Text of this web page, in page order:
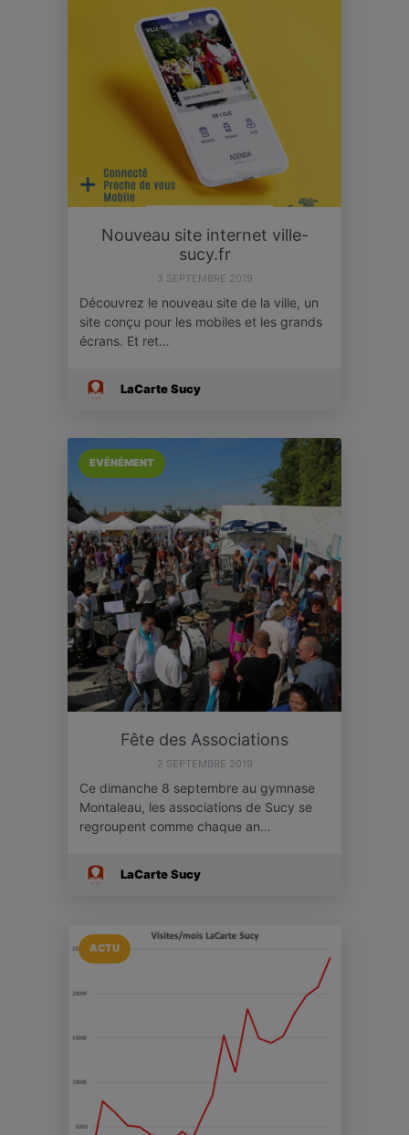
Nouveau site internet ville-
sucy.fr
3 SEPTEMBRE 2019
Découvrez le nouveau site de la ville, un
site conçu pour les mobiles et les grands
écrans. Et ret…
LaCarte Sucy
EVÉNÉMENT
Fête des Associations
2 SEPTEMBRE 2019
Ce dimanche 8 septembre au gymnase
Montaleau, les associations de Sucy se
regroupent comme chaque an…
LaCarte Sucy
ACTU